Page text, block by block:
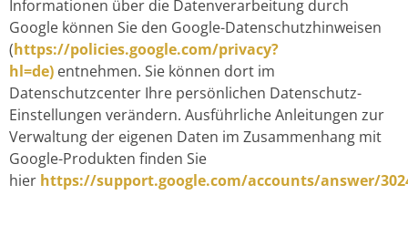
Informationen über die Datenverarbeitung durch
Google können Sie den Google-Datenschutzhinweisen
(https://policies.google.com/privacy?
hl=de) entnehmen. Sie können dort im
Datenschutzcenter Ihre persönlichen Datenschutz-
Einstellungen verändern. Ausführliche Anleitungen zur
Verwaltung der eigenen Daten im Zusammenhang mit
Google-Produkten finden Sie
hier https://support.google.com/accounts/answer/